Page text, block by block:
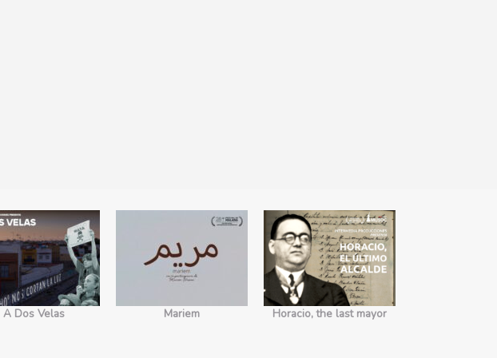
A Dos Velas Mariem Horacio, the last mayor